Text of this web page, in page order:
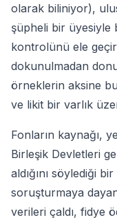
olarak biliniyor),
şüpheli bir üyesiyle
kontrolünü ele
dokunulmadan
örneklerin aksine
ve likit bir varlık
Fonların kaynağı,
Birleşik Devletleri
aldığını söylediği
soruşturmaya
verileri çaldı, fidye